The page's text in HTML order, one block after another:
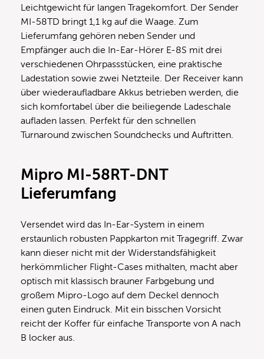
Leichtgewicht für langen Tragekomfort. Der Sender
MI-58TD bringt 1,1 kg auf die Waage. Zum
Lieferumfang gehören neben Sender und
Empfänger auch die In-Ear-Hörer E-8S mit drei
verschiedenen Ohrpassstücken, eine praktische
Ladestation sowie zwei Netzteile. Der Receiver kann
über wiederaufladbare Akkus betrieben werden, die
sich komfortabel über die beiliegende Ladeschale
aufladen lassen. Perfekt für den schnellen
Turnaround zwischen Soundchecks und Auftritten.
Mipro MI-58RT-DNT
Lieferumfang
Versendet wird das In-Ear-System in einem
erstaunlich robusten Pappkarton mit Tragegriff. Zwar
kann dieser nicht mit der Widerstandsfähigkeit
herkömmlicher Flight-Cases mithalten, macht aber
optisch mit klassisch brauner Farbgebung und
großem Mipro-Logo auf dem Deckel dennoch
einen guten Eindruck. Mit ein bisschen Vorsicht
reicht der Koffer für einfache Transporte von A nach
B locker aus.